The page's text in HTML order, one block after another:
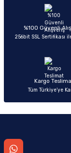
Ürün
Ürün bilgilerinde
Ürün fiyatı diğer
%100 Güvenli
256bit SSL Sertifikası
Kargo
Tüm Türkiye’ye